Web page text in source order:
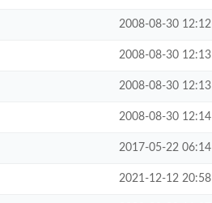
2008-08-30 12:12
2008-08-30 12:13
2008-08-30 12:13
2008-08-30 12:14
2017-05-22 06:14
2021-12-12 20:58